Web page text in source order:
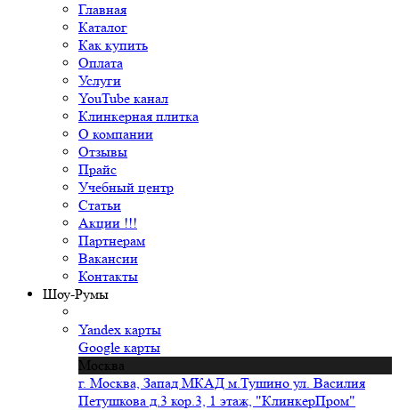
Главная
Каталог
Как купить
Оплата
Услуги
YouTube канал
Клинкерная плитка
О компании
Отзывы
Прайс
Учебный центр
Статьи
Акции !!!
Партнерам
Вакансии
Контакты
Шоу-Румы
Yandex карты
Google карты
Москва
г. Москва, Запад МКАД м.Тушино ул. Василия
Петушкова д.3 кор.3, 1 этаж, "КлинкерПром"